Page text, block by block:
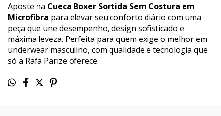
Aposte na Cueca Boxer Sortida Sem Costura em
Microfibra para elevar seu conforto diário com uma
peça que une desempenho, design sofisticado e
máxima leveza. Perfeita para quem exige o melhor em
underwear masculino, com qualidade e tecnologia que
só a Rafa Parize oferece.